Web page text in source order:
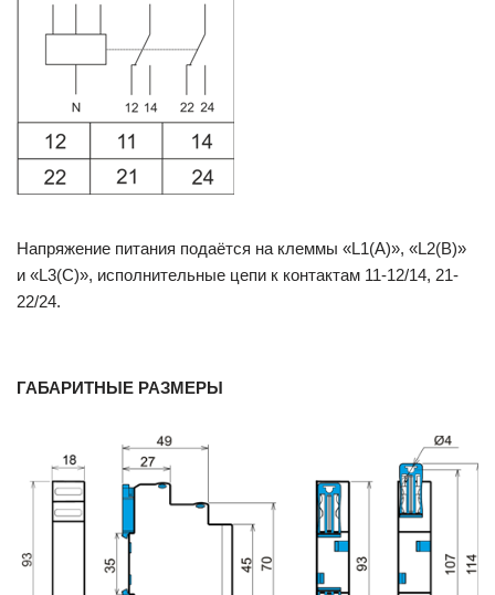
Напряжение питания подаётся на клеммы «L1(A)», «L2(B)»
и «L3(C)», исполнительные цепи к контактам 11-12/14, 21-
22/24.
ГАБАРИТНЫЕ РАЗМЕРЫ